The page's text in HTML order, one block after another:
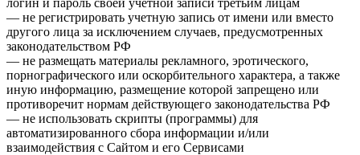
— не регистрировать учетную запись от имени или вместо
другого лица за исключением случаев, предусмотренных
законодательством РФ
— не размещать материалы рекламного, эротического,
порнографического или оскорбительного характера, а также
иную информацию, размещение которой запрещено или
противоречит нормам действующего законодательства РФ
— не использовать скрипты (программы) для
автоматизированного сбора информации и/или
взаимодействия с Сайтом и его Сервисами